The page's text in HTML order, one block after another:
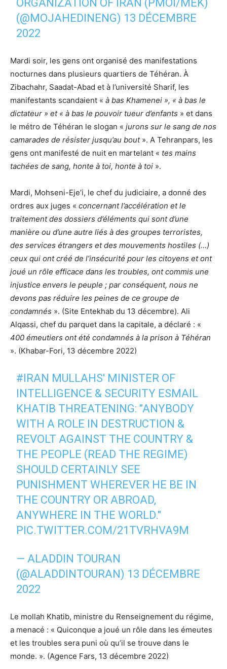
ORGANIZATION OF IRAN (PMOI/MEK)
(@MOJAHEDINENG) 13 DÉCEMBRE
2022
Mardi soir, les gens ont organisé des manifestations
nocturnes dans plusieurs quartiers de Téhéran. À
Zibachahr, Saadat-Abad et à l’université Sharif, les
manifestants scandaient « à bas Khamenei », « à bas le
dictateur » et « à bas le pouvoir tueur d’enfants » et dans
le métro de Téhéran le slogan « jurons sur le sang de nos
camarades de résister jusqu’au bout». A Tehranpars, les
gens ont manifesté de nuit en martelant « tes mains
tachées de sang, honte à toi, honte à toi ».
Mardi, Mohseni-Eje’i, le chef du judiciaire, a donné des
ordres aux juges « concernant l’accélération et le
traitement des dossiers d’éléments qui sont d’une
manière ou d’une autre liés à des groupes terroristes,
des services étrangers et des mouvements hostiles (…)
ceux qui ont créé de l’insécurité pour les citoyens et ont
joué un rôle efficace dans les troubles, ont commis une
injustice envers le peuple ; par conséquent, nous ne
devons pas réduire les peines de ce groupe de
condamnés ». (Site Entekhab du 13 décembre). Ali
Alqassi, chef du parquet dans la capitale, a déclaré : «
400 émeutiers ont été condamnés à la prison à Téhéran
». (Khabar-Fori, 13 décembre 2022)
#IRAN MULLAHS' MINISTER OF
INTELLIGENCE & SECURITY ESMAIL
KHATIB THREATENING: "ANYBODY
WITH A ROLE IN DESTRUCTION &
REVOLT AGAINST THE COUNTRY &
THE PEOPLE (READ THE REGIME)
SHOULD CERTAINLY SEE
PUNISHMENT WHEREVER HE BE IN
THE COUNTRY OR ABROAD,
ANYWHERE IN THE WORLD."
PIC.TWITTER.COM/21TVRHVA9M
— ALADDIN TOURAN
(@ALADDINTOURAN) 13 DÉCEMBRE
2022
Le mollah Khatib, ministre du Renseignement du régime,
a menacé : « Quiconque a joué un rôle dans les émeutes
et les troubles sera puni où qu’il se trouve dans le
monde. ». (Agence Fars, 13 décembre 2022)